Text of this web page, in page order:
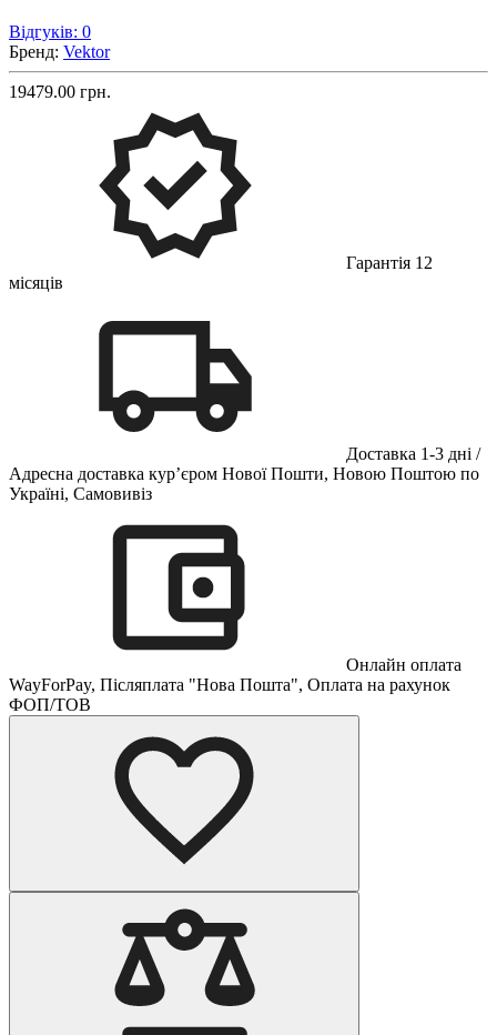
Відгуків: 0
Бренд: Vektor
19479.00 грн.
Гарантія 12
місяців
Доставка 1-3 дні /
Адресна доставка кур’єром Нової Пошти, Новою Поштою по
Україні, Самовивіз
Онлайн оплата
WayForPay, Післяплата "Нова Пошта", Оплата на рахунок
ФОП/ТОВ